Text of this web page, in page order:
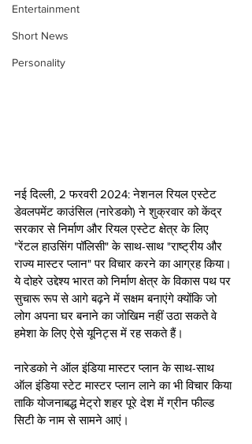
Entertainment
Short News
Personality
नई दिल्ली, 2 फरवरी 2024: नेशनल रियल एस्टेट
डेवलपमेंट काउंसिल (नारेडको) ने शुक्रवार को केंद्र
सरकार से निर्माण और रियल एस्टेट क्षेत्र के लिए
"रेंटल हाउसिंग पॉलिसी" के साथ-साथ "राष्ट्रीय और
राज्य मास्टर प्लान" पर विचार करने का आग्रह किया।
ये दोहरे उद्देश्य भारत को निर्माण क्षेत्र के विकास पथ पर
सुचारू रूप से आगे बढ़ने में सक्षम बनाएंगे क्योंकि जो
लोग अपना घर बनाने का जोखिम नहीं उठा सकते वे
हमेशा के लिए ऐसे यूनिट्स में रह सकते हैं।
नारेडको ने ऑल इंडिया मास्टर प्लान के साथ-साथ
ऑल इंडिया स्टेट मास्टर प्लान लाने का भी विचार किया
ताकि योजनाबद्ध मेट्रो शहर पूरे देश में ग्रीन फील्ड
सिटी के नाम से सामने आएं।